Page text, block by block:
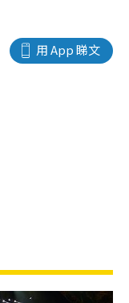
用 App 睇文